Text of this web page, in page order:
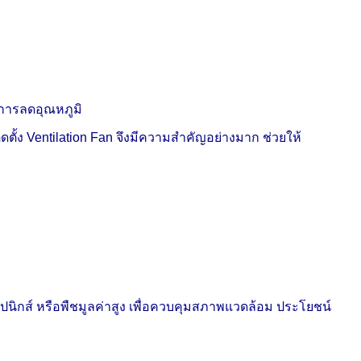
การลดอุณหภูมิ
ง Ventilation Fan จึงมีความสำคัญอย่างมาก ช่วยให้
ปนิกส์ หรือพืชมูลค่าสูง เพื่อควบคุมสภาพแวดล้อม ประโยชน์